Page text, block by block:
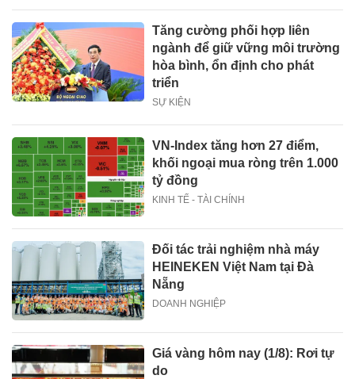
Tăng cường phối hợp liên
ngành để giữ vững môi trường
hòa bình, ổn định cho phát
triển
SỰ KIỆN
VN-Index tăng hơn 27 điểm,
khối ngoại mua ròng trên 1.000
tỷ đồng
KINH TẾ - TÀI CHÍNH
Đối tác trải nghiệm nhà máy
HEINEKEN Việt Nam tại Đà
Nẵng
DOANH NGHIỆP
Giá vàng hôm nay (1/8): Rơi tự
do